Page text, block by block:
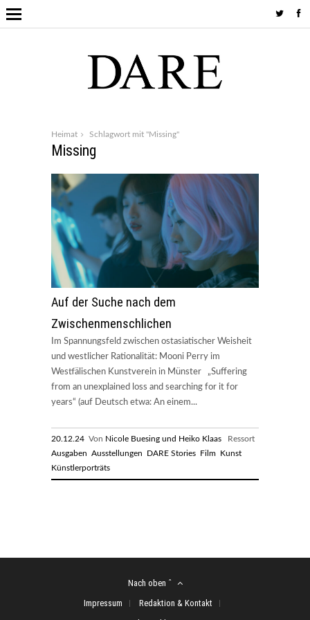
Heimat Schlagwort mit "Missing"
Missing
Auf der Suche nach dem
Zwischenmenschlichen
Im Spannungsfeld zwischen ostasiatischer Weisheit
und westlicher Rationalität: Mooni Perry im
Westfälischen Kunstverein in Münster „Suffering
from an unexplained loss and searching for it for
years“ (auf Deutsch etwa: An einem...
20.12.24 Von Nicole Buesing und Heiko Klaas Ressort
Ausgaben Ausstellungen DARE Stories Film Kunst
Künstlerporträts
Nach oben ˆ
Impressum
Redaktion & Kontakt